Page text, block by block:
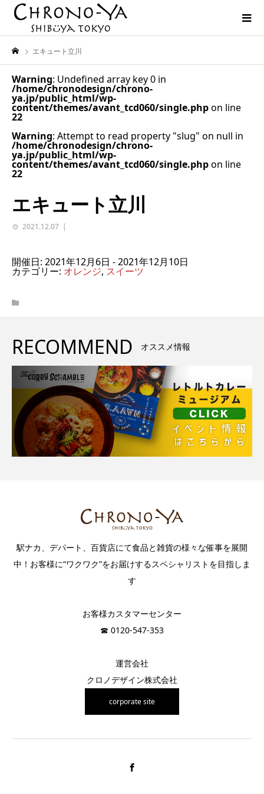
エキュート立川
Warning: Undefined array key 0 in
/home/chronodesign/chrono-
ya.jp/public_html/wp-
content/themes/avant_tcd060/single.phpon line
22
Warning: Attempt to read property "slug" on null in
/home/chronodesign/chrono-
ya.jp/public_html/wp-
content/themes/avant_tcd060/single.phpon line
22
エキュート立川
2021.12.07
開催日: 2021年12月6日 - 2021年12月10日
カテゴリー: オレンジ, スイーツ
RECOMMEND オススメ情報
駅ナカ、デパート、百貨店にて食品と雑貨の様々な催事を展開
中！お客様に“ワクワク”をお届けするスペシャリストを目指しま
す
お客様カスタマーセンター
☎︎ 0120-547-353
運営会社
クロノデザイン株式会社
corporate site